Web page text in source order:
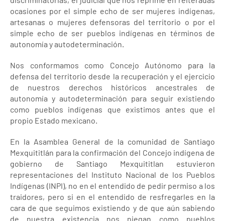
ocasiones por el simple echo de ser mujeres indígenas,
artesanas o mujeres defensoras del territorio o por el
simple echo de ser pueblos indígenas en términos de
autonomía y autodeterminación.
Nos conformamos como Concejo Autónomo para la
defensa del territorio desde la recuperación y el ejercicio
de nuestros derechos históricos ancestrales de
autonomía y autodeterminación para seguir existiendo
como pueblos indígenas que existimos antes que el
propio Estado mexicano.
En la Asamblea General de la comunidad de Santiago
Mexquititlán para la confirmación del Concejo indígena de
gobierno de Santiago Mexquititlan estuvieron
representaciones del Instituto Nacional de los Pueblos
Indígenas (INPI), no en el entendido de pedir permiso a los
traidores, pero si en el entendido de resfregarles en la
cara de que seguimos existiendo y de que aún sabiendo
de nuestra existencia nos niegan como pueblos